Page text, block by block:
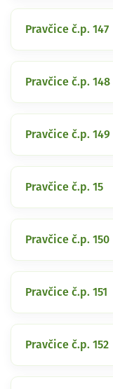
Pravčice č.p. 147
Pravčice č.p. 148
Pravčice č.p. 149
Pravčice č.p. 15
Pravčice č.p. 150
Pravčice č.p. 151
Pravčice č.p. 152